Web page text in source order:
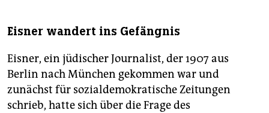
Eisner wandert ins Gefängnis
Eisner, ein jüdischer Journalist, der 1907 aus
Berlin nach München gekommen war und
zunächst für sozialdemokratische Zeitungen
schrieb, hatte sich über die Frage des